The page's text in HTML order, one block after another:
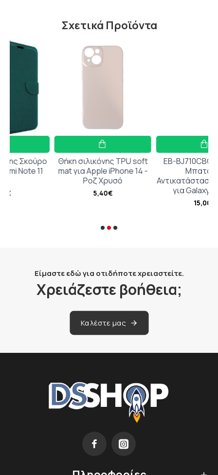
Σχετικά Προϊόντα
11
Θήκη σιλικόνης TPU soft
mat για Apple iPhone 14 -
Ροζ Χρυσό
EB-BJ710CBC Συμβατή
Μπαταρία
Αντικατάστασης
για Galaxy J7 2016
Είμαστε εδώ για οτιδήποτε χρειαστείτε.
Χρειάζεστε βοήθεια;
Καλέστε μας